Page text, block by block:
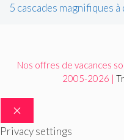
5 cascades magnifiques
Nos offres de vacances
2005-2026 |
FERMER
Privacy settings